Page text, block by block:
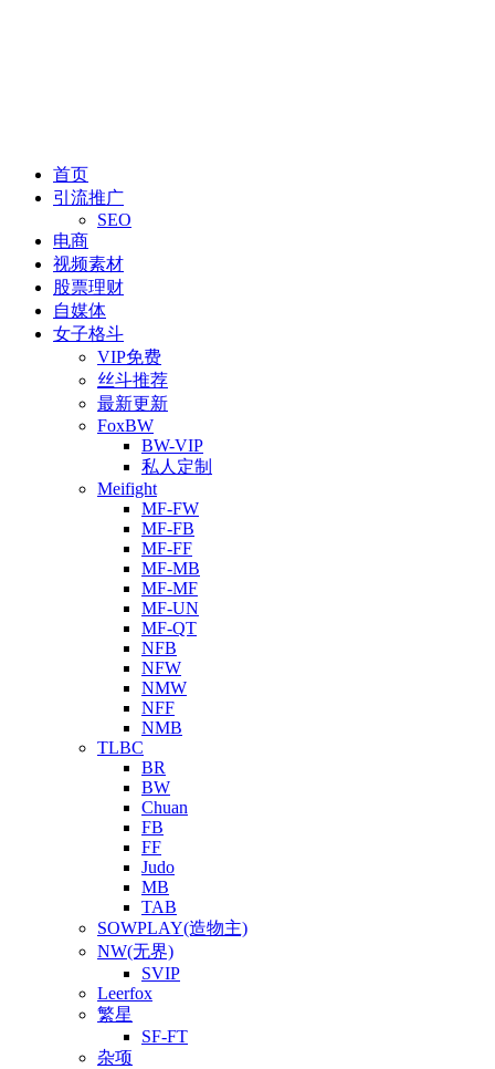
首页
引流推广
SEO
电商
视频素材
股票理财
自媒体
女子格斗
VIP免费
丝斗推荐
最新更新
FoxBW
BW-VIP
私人定制
Meifight
MF-FW
MF-FB
MF-FF
MF-MB
MF-MF
MF-UN
MF-QT
NFB
NFW
NMW
NFF
NMB
TLBC
BR
BW
Chuan
FB
FF
Judo
MB
TAB
SOWPLAY(造物主)
NW(无界)
SVIP
Leerfox
繁星
SF-FT
杂项